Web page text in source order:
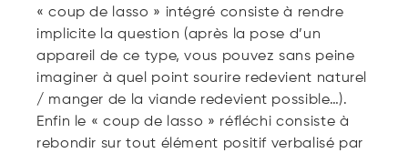
« coup de lasso » intégré consiste à rendre
implicite la question (après la pose d’un
appareil de ce type, vous pouvez sans peine
imaginer à quel point sourire redevient naturel
/ manger de la viande redevient possible…).
Enfin le « coup de lasso » réfléchi consiste à
rebondir sur tout élément positif verbalisé par